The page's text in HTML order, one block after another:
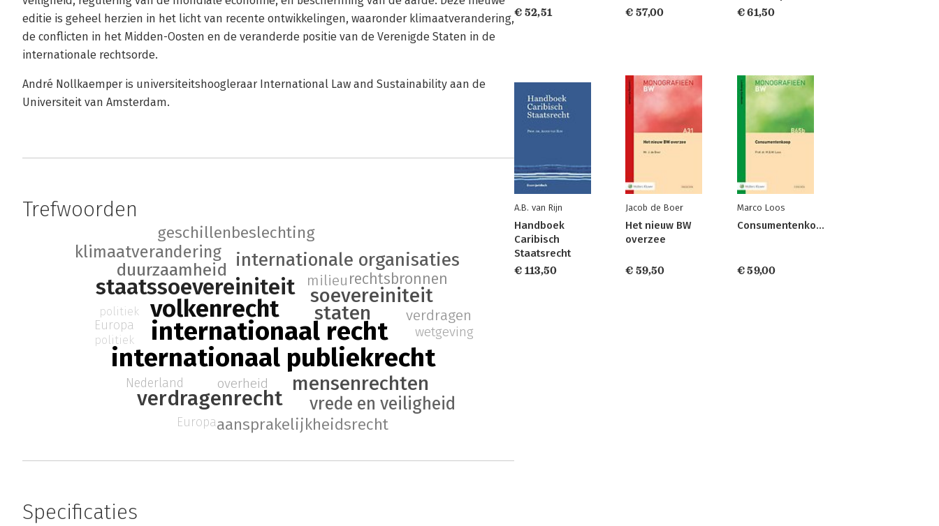
editie is geheel herzien in het licht van recente ontwikkelingen, waaronder klimaatverandering,
de conflicten in het Midden-Oosten en de veranderde positie van de Verenigde Staten in de
internationale rechtsorde.
André Nollkaemper is universiteitshoogleraar International Law and Sustainability aan de
Universiteit van Amsterdam.
Trefwoorden
internationaal recht
internationaal publiekrecht
volkenrecht
staatssoevereiniteit soevereiniteit
mensenrechten
verdragenrecht
staten
duurzaamheid internationale organisaties
vrede en veiligheid
aansprakelijkheidsrecht
klimaatverandering
geschillenbeslechting
milieurechtsbronnen
verdragen
wetgeving
overheid
Nederland
politiek
Europa
politiek
Europa
Specificaties
€ 52,51
€ 57,00
€ 61,50
A.B. van Rijn
Handboek
Caribisch
Staatsrecht
€ 113,50
Jacob de Boer
Het nieuw BW
overzee
€ 59,50
Marco Loos
Consumentenkoop
€ 59,00